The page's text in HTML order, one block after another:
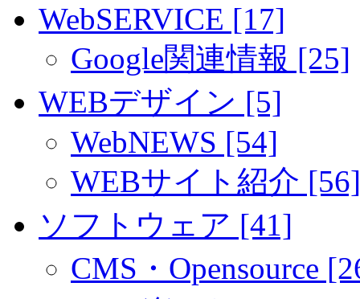
WebSERVICE [17]
Google関連情報 [25]
WEBデザイン [5]
WebNEWS [54]
WEBサイト紹介 [56]
ソフトウェア [41]
CMS・Opensource